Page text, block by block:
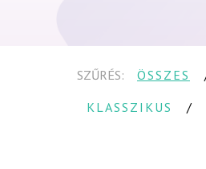
SZŰRÉS: ÖSSZES
KLASSZIKUS